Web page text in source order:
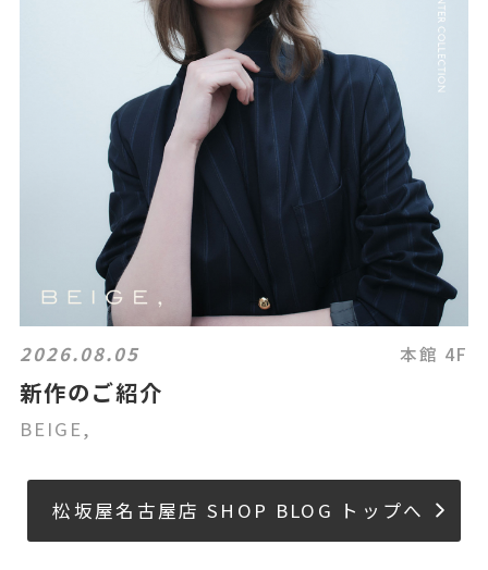
2026.08.05 本館 4F
新作のご紹介
BEIGE,
松坂屋名古屋店 SHOP BLOG トップへ